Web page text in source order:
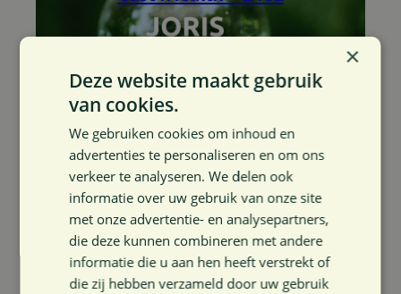
Cast4Health – E1S2
×
Deze website maakt gebruik
van cookies.
We gebruiken cookies om inhoud en
advertenties te personaliseren en om ons
verkeer te analyseren. We delen ook
informatie over uw gebruik van onze site
met onze advertentie- en analysepartners,
die deze kunnen combineren met andere
informatie die u aan hen heeft verstrekt of
die zij hebben verzameld door uw gebruik